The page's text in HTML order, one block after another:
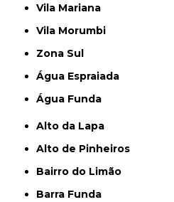
Vila Mariana
Vila Morumbi
Zona Sul
Água Espraiada
Água Funda
Alto da Lapa
Alto de Pinheiros
Bairro do Limão
Barra Funda